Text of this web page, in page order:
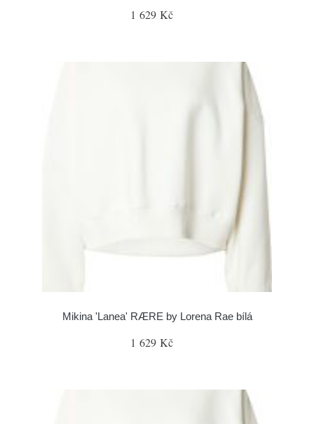
1 629 Kč
Mikina 'Lanea' RÆRE by Lorena Rae bílá
1 629 Kč